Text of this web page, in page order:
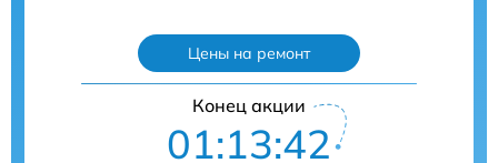
Цены на ремонт
Конец акции
01:13:41